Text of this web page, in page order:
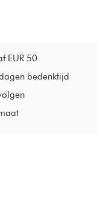
EUR 50
bedenktijd